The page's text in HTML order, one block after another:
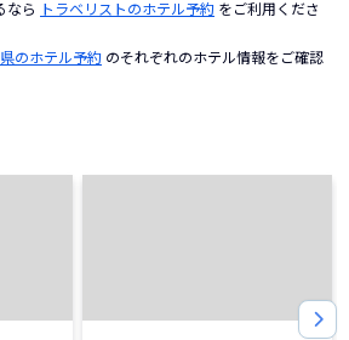
なら トラベリストのホテル予約 をご利用くださ
のホテル予約 のそれぞれのホテル情報をご確認